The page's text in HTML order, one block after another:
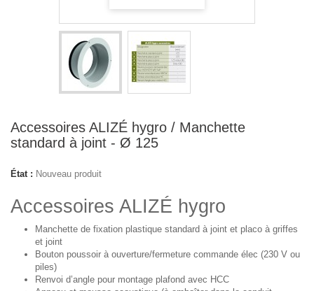
Accessoires ALIZÉ hygro / Manchette
standard à joint - Ø 125
État : Nouveau produit
Accessoires ALIZÉ hygro
Manchette de fixation plastique standard à joint et placo à griffes
et joint
Bouton poussoir à ouverture/fermeture commande élec (230 V ou
piles)
Renvoi d’angle pour montage plafond avec HCC